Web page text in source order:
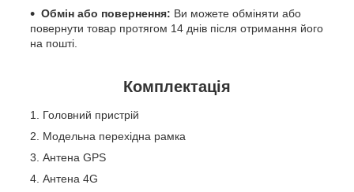
Обмін або повернення: Ви можете обміняти або
повернути товар протягом 14 днів після отримання його
на пошті.
Комплектація
Головний пристрій
Модельна перехідна рамка
Антена GPS
Антена 4G